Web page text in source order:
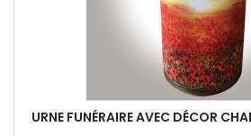
URNE FUNÉRAIRE AVEC DÉCOR